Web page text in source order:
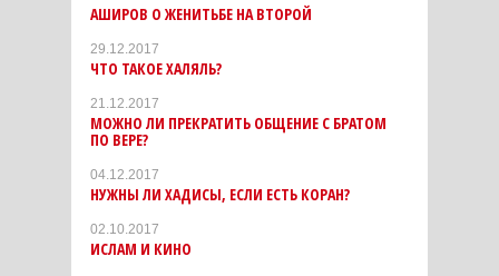
АШИРОВ О ЖЕНИТЬБЕ НА ВТОРОЙ
29.12.2017
ЧТО ТАКОЕ ХАЛЯЛЬ?
21.12.2017
МОЖНО ЛИ ПРЕКРАТИТЬ ОБЩЕНИЕ С БРАТОМ
ПО ВЕРЕ?
04.12.2017
НУЖНЫ ЛИ ХАДИСЫ, ЕСЛИ ЕСТЬ КОРАН?
02.10.2017
ИСЛАМ И КИНО